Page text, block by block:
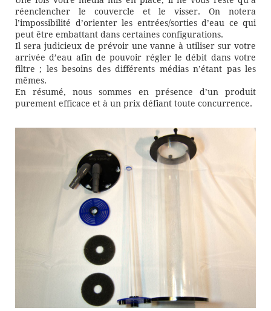
réenclencher le couvercle et le visser. On notera
l’impossibilité d’orienter les entrées/sorties d’eau ce qui
peut être embattant dans certaines configurations.
Il sera judicieux de prévoir une vanne à utiliser sur votre
arrivée d’eau afin de pouvoir régler le débit dans votre
filtre ; les besoins des différents médias n’étant pas les
mêmes.
En résumé, nous sommes en présence d’un produit
purement efficace et à un prix défiant toute concurrence.